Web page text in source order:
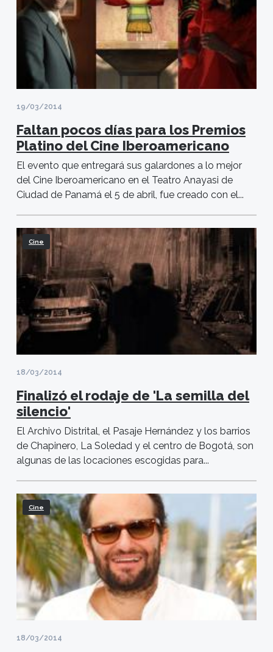
19/03/2014
Faltan pocos días para los Premios
Platino del Cine Iberoamericano
El evento que entregará sus galardones a lo mejor
del Cine Iberoamericano en el Teatro Anayasi de
Ciudad de Panamá el 5 de abril, fue creado con el...
Cine
18/03/2014
Finalizó el rodaje de 'La semilla del
silencio'
El Archivo Distrital, el Pasaje Hernández y los barrios
de Chapinero, La Soledad y el centro de Bogotá, son
algunas de las locaciones escogidas para...
Cine
18/03/2014